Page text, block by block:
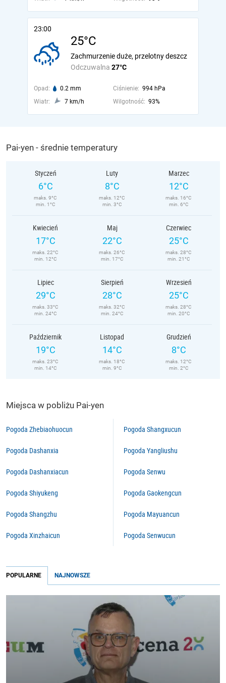
23:00
25°C
Odczuwalna 27°C
Zachmurzenie duże, przelotny deszcz
Opad: 0.2 mm Ciśnienie: 994 hPa
Wiatr:
7 km/h Wilgotność: 93%
Pai-yen - średnie temperatury
Styczeń
6°C
maks. 9°C
min. 1°C
Luty
8°C
maks. 12°C
min. 3°C
Marzec
12°C
maks. 16°C
min. 6°C
Kwiecień
17°C
maks. 22°C
min. 12°C
Maj
22°C
maks. 26°C
min. 17°C
Czerwiec
25°C
maks. 28°C
min. 21°C
Lipiec
29°C
maks. 33°C
min. 24°C
Sierpień
28°C
maks. 32°C
min. 24°C
Wrzesień
25°C
maks. 28°C
min. 20°C
Październik
19°C
maks. 23°C
min. 14°C
Listopad
14°C
maks. 18°C
min. 9°C
Grudzień
8°C
maks. 12°C
min. 2°C
Miejsca w pobliżu Pai-yen
Pogoda Zhebiaohuocun
Pogoda Dashanxia
Pogoda Dashanxiacun
Pogoda Shiyukeng
Pogoda Shangzhu
Pogoda Xinzhaicun
Pogoda Shangxucun
Pogoda Yangliushu
Pogoda Senwu
Pogoda Gaokengcun
Pogoda Mayuancun
Pogoda Senwucun
POPULARNE NAJNOWSZE